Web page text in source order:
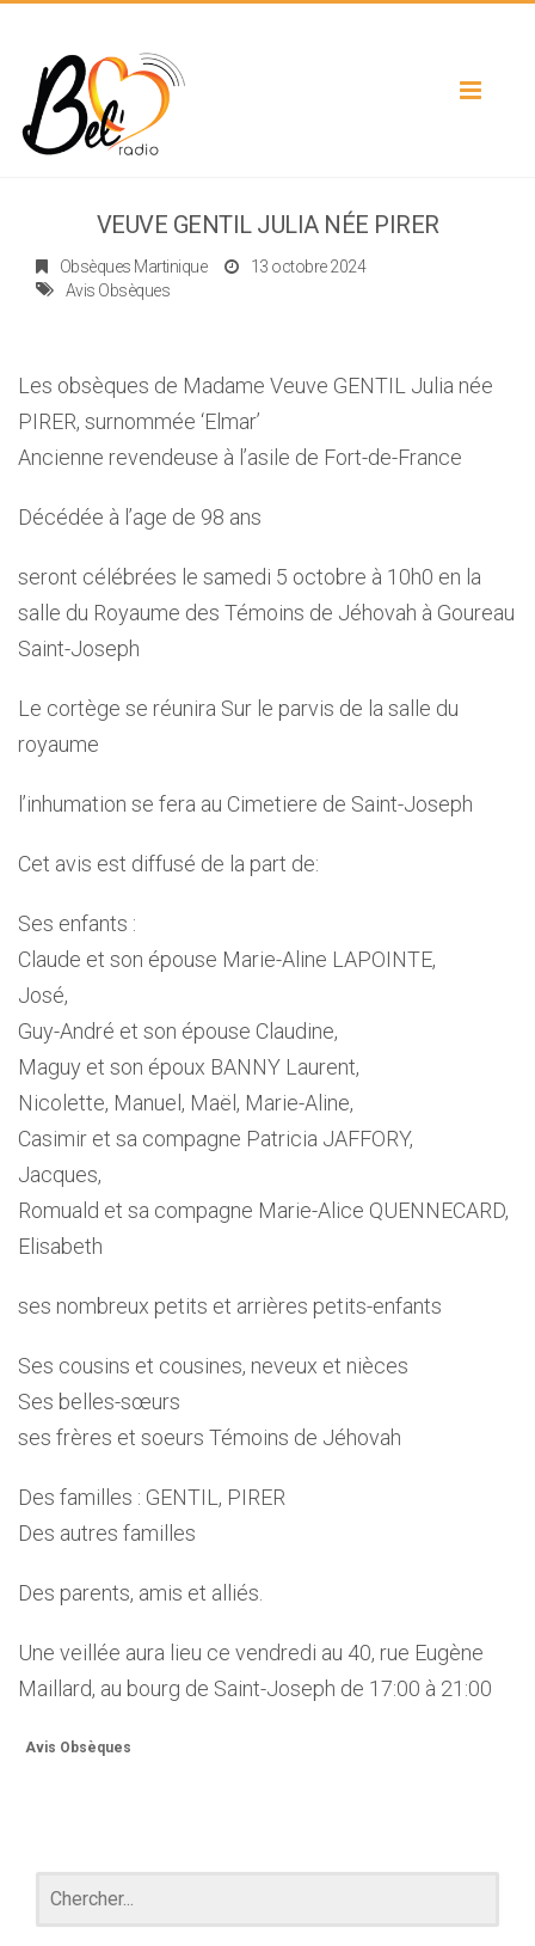
Toggle
VEUVE GENTIL JULIA NÉE PIRER
Obsèques Martinique
13 octobre 2024
Avis Obsèques
Les obsèques de Madame Veuve GENTIL Julia née
PIRER, surnommée ‘Elmar’
Ancienne revendeuse à l’asile de Fort-de-France
Décédée à l’age de 98 ans
seront célébrées le samedi 5 octobre à 10h0 en la
salle du Royaume des Témoins de Jéhovah à Goureau
Saint-Joseph
Le cortège se réunira Sur le parvis de la salle du
royaume
l’inhumation se fera au Cimetiere de Saint-Joseph
Cet avis est diffusé de la part de:
Ses enfants :
Claude et son épouse Marie-Aline LAPOINTE,
José,
Guy-André et son épouse Claudine,
Maguy et son époux BANNY Laurent,
Nicolette, Manuel, Maël, Marie-Aline,
Casimir et sa compagne Patricia JAFFORY,
Jacques,
Romuald et sa compagne Marie-Alice QUENNECARD,
Elisabeth
ses nombreux petits et arrières petits-enfants
Ses cousins et cousines, neveux et nièces
Ses belles-sœurs
ses frères et soeurs Témoins de Jéhovah
Des familles : GENTIL, PIRER
Des autres familles
Des parents, amis et alliés.
Une veillée aura lieu ce vendredi au 40, rue Eugène
Maillard, au bourg de Saint-Joseph de 17:00 à 21:00
Avis Obsèques